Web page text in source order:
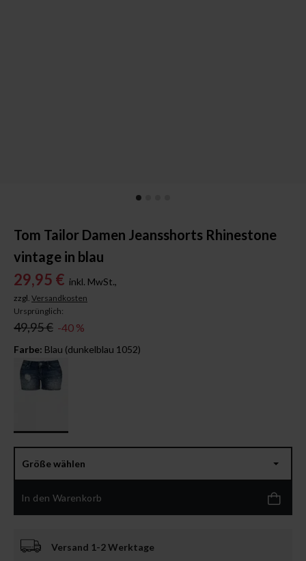
Tom Tailor Damen Jeansshorts Rhinestone
vintage in blau
29,95 € inkl. MwSt.,
zzgl. Versandkosten
Ursprünglich:
49,95 € -40 %
Farbe: Blau (dunkelblau 1052)
Größe wählen
In den Warenkorb
Versand 1-2 Werktage